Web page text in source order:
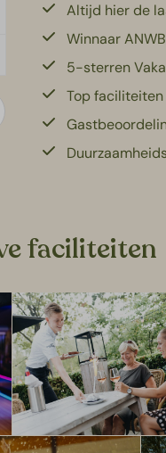
Altijd hier de
Winnaar
5-sterren
Top
faciliteiten